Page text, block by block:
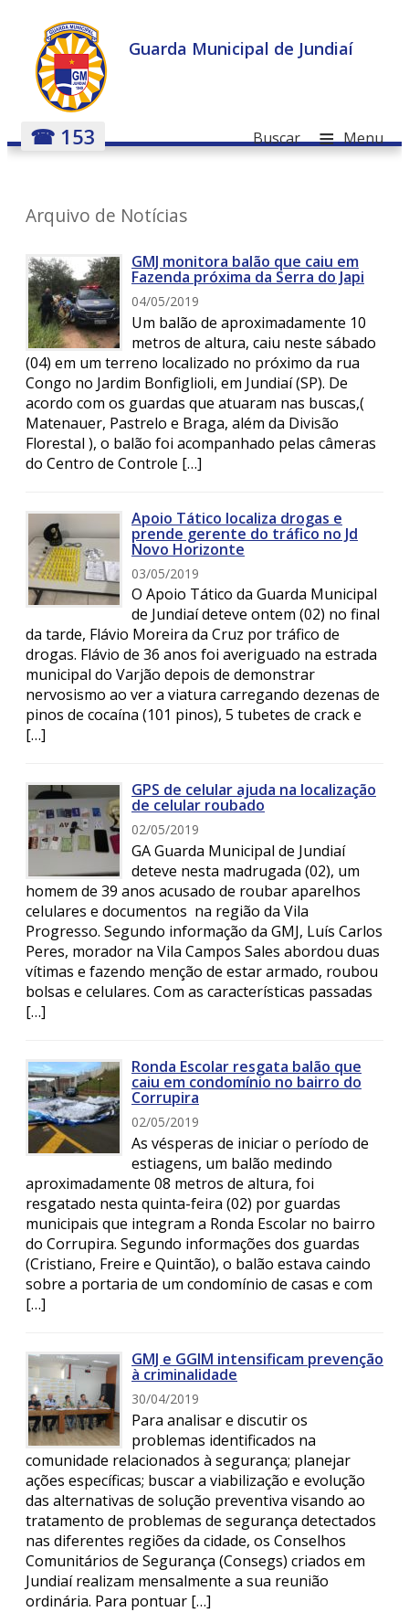
Guarda Municipal de Jundiaí
☎ 153 ≡ Menu
Buscar
Arquivo de Notícias
GMJ monitora balão que caiu em
Fazenda próxima da Serra do Japi
04/05/2019
Um balão de aproximadamente 10
metros de altura, caiu neste sábado
(04) em um terreno localizado no próximo da rua
Congo no Jardim Bonfiglioli, em Jundiaí (SP). De
acordo com os guardas que atuaram nas buscas,(
Matenauer, Pastrelo e Braga, além da Divisão
Florestal ), o balão foi acompanhado pelas câmeras
do Centro de Controle […]
Apoio Tático localiza drogas e
prende gerente do tráfico no Jd
Novo Horizonte
03/05/2019
O Apoio Tático da Guarda Municipal
de Jundiaí deteve ontem (02) no final
da tarde, Flávio Moreira da Cruz por tráfico de
drogas. Flávio de 36 anos foi averiguado na estrada
municipal do Varjão depois de demonstrar
nervosismo ao ver a viatura carregando dezenas de
pinos de cocaína (101 pinos), 5 tubetes de crack e
[…]
GPS de celular ajuda na localização
de celular roubado
02/05/2019
GA Guarda Municipal de Jundiaí
deteve nesta madrugada (02), um
homem de 39 anos acusado de roubar aparelhos
celulares e documentos na região da Vila
Progresso. Segundo informação da GMJ, Luís Carlos
Peres, morador na Vila Campos Sales abordou duas
vítimas e fazendo menção de estar armado, roubou
bolsas e celulares. Com as características passadas
[…]
Ronda Escolar resgata balão que
caiu em condomínio no bairro do
Corrupira
02/05/2019
As vésperas de iniciar o período de
estiagens, um balão medindo
aproximadamente 08 metros de altura, foi
resgatado nesta quinta-feira (02) por guardas
municipais que integram a Ronda Escolar no bairro
do Corrupira. Segundo informações dos guardas
(Cristiano, Freire e Quintão), o balão estava caindo
sobre a portaria de um condomínio de casas e com
[…]
GMJ e GGIM intensificam prevenção
à criminalidade
30/04/2019
Para analisar e discutir os
problemas identificados na
comunidade relacionados à segurança; planejar
ações específicas; buscar a viabilização e evolução
das alternativas de solução preventiva visando ao
tratamento de problemas de segurança detectados
nas diferentes regiões da cidade, os Conselhos
Comunitários de Segurança (Consegs) criados em
Jundiaí realizam mensalmente a sua reunião
ordinária. Para pontuar […]